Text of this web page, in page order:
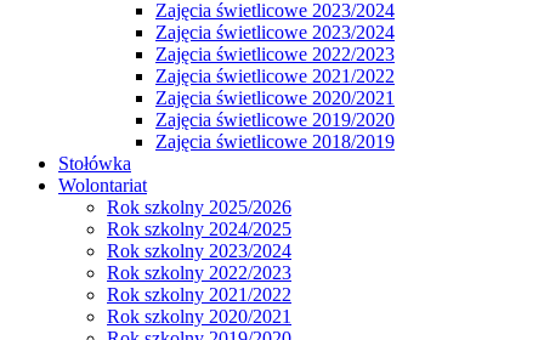
Zajęcia świetlicowe 2023/2024
Zajęcia świetlicowe 2023/2024
Zajęcia świetlicowe 2022/2023
Zajęcia świetlicowe 2021/2022
Zajęcia świetlicowe 2020/2021
Zajęcia świetlicowe 2019/2020
Zajęcia świetlicowe 2018/2019
Stołówka
Wolontariat
Rok szkolny 2025/2026
Rok szkolny 2024/2025
Rok szkolny 2023/2024
Rok szkolny 2022/2023
Rok szkolny 2021/2022
Rok szkolny 2020/2021